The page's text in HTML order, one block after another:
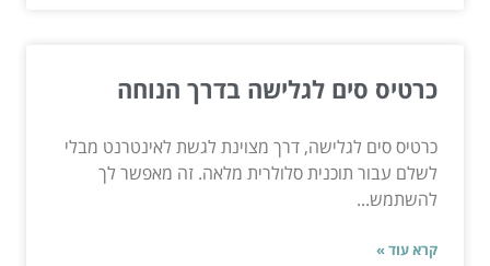
כרטיס סים לגלישה בדרך הנוחה
כרטיס סים לגלישה, דרך מצוינת לגשת לאינטרנט מבלי
לשלם עבור תוכנית סלולרית מלאה. זה מאפשר לך
להשתמש...
קרא עוד »